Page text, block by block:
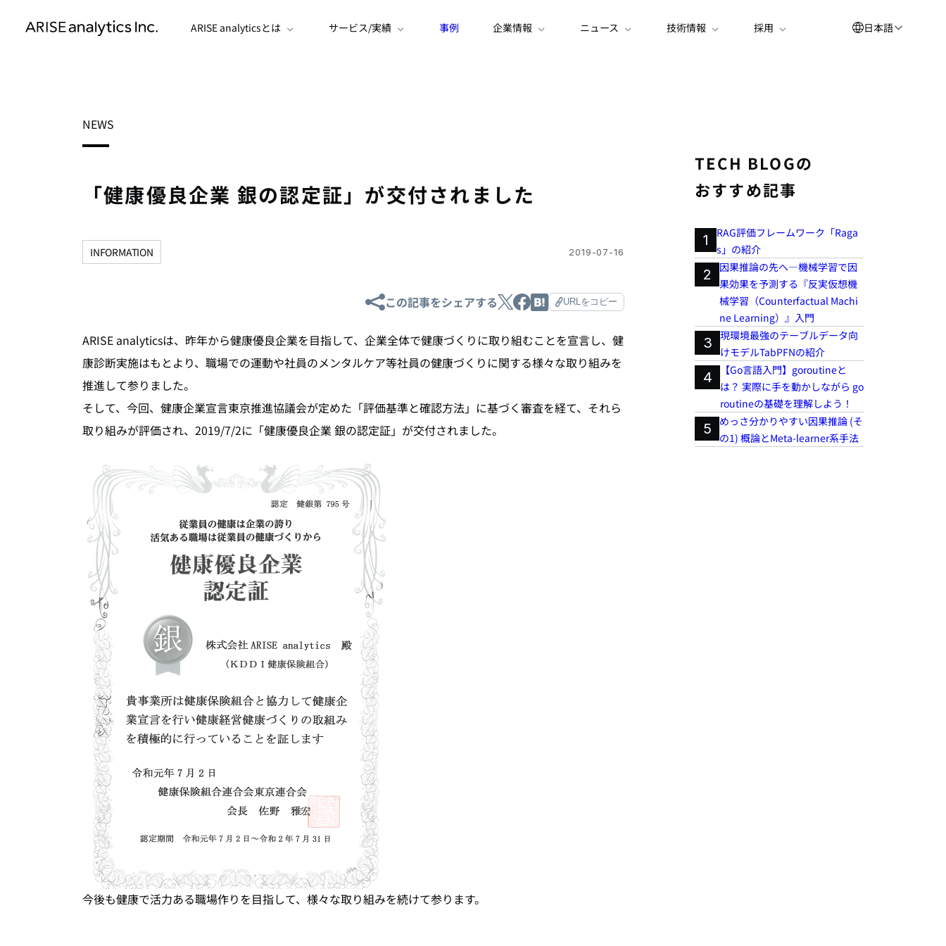
ARISE analyticsとは サービス/実績 事例 企業情報 ニュース 技術情報 採用 日本語
Português
NEWS
「健康優良企業 銀の認定証」が交付されました
INFORMATION 2019-07-16
この記事をシェアする URLをコピー
ARISE analyticsは、昨年から健康優良企業を目指して、企業全体で健康づくりに取り組むことを宣言し、健
康診断実施はもとより、職場での運動や社員のメンタルケア等社員の健康づくりに関する様々な取り組みを
推進して参りました。
そして、今回、健康企業宣言東京推進協議会が定めた「評価基準と確認方法」に基づく審査を経て、それら
取り組みが評価され、2019/7/2に「健康優良企業 銀の認定証」が交付されました。
今後も健康で活力ある職場作りを目指して、様々な取り組みを続けて参ります。
TECH BLOGの
おすすめ記事
1
RAG評価フレームワーク「Raga
s」の紹介
2
因果推論の先へ―機械学習で因
果効果を予測する『反実仮想機
械学習（Counterfactual Machi
ne Learning）』入門
3 現環境最強のテーブルデータ向
けモデルTabPFNの紹介
4
【Go言語入門】goroutineと
は？ 実際に手を動かしながら go
routineの基礎を理解しよう！
5
めっさ分かりやすい因果推論 (そ
の1) 概論とMeta-learner系手法